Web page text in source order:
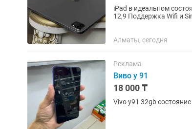
iPad в идеальном состоянии Пользовалась бережно и аккуратно Состояние
Алматы, сегодня
Реклама
Виво y 91
18 000 ₸
Vivo y91 32gb